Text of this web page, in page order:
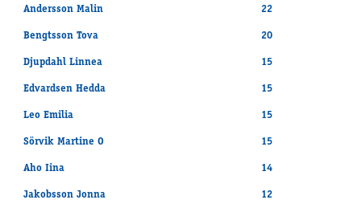
Andersson Malin 22
Bengtsson Tova 20
Djupdahl Linnea 15
Edvardsen Hedda 15
Leo Emilia 15
Sörvik Martine O 15
Aho Iina 14
Jakobsson Jonna 12